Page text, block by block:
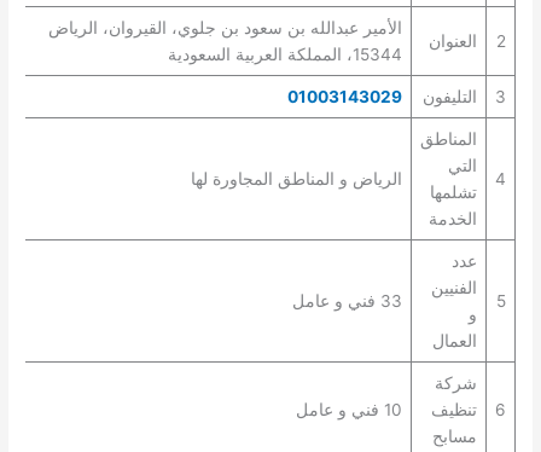
2 العنوان
الأمير عبدالله بن سعود بن جلوي، القيروان، الرياض
15344، المملكة العربية السعودية
3 التليفون 01003143029
4
المناطق
التي
تشلمها
الخدمة
الرياض و المناطق المجاورة لها
5
عدد
الفنيين
و
العمال
33 فني و عامل
6
شركة
تنظيف
مسابح
10 فني و عامل